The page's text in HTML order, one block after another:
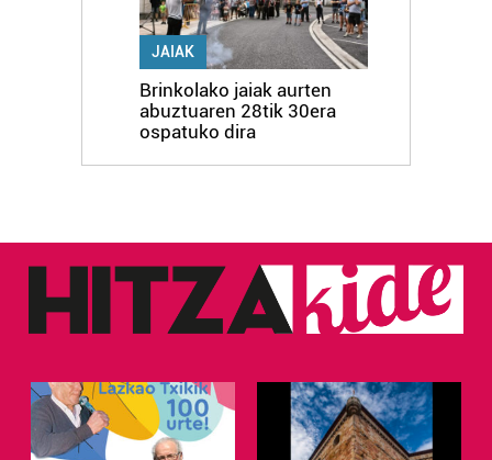
JAIAK
Brinkolako jaiak aurten
abuztuaren 28tik 30era
ospatuko dira